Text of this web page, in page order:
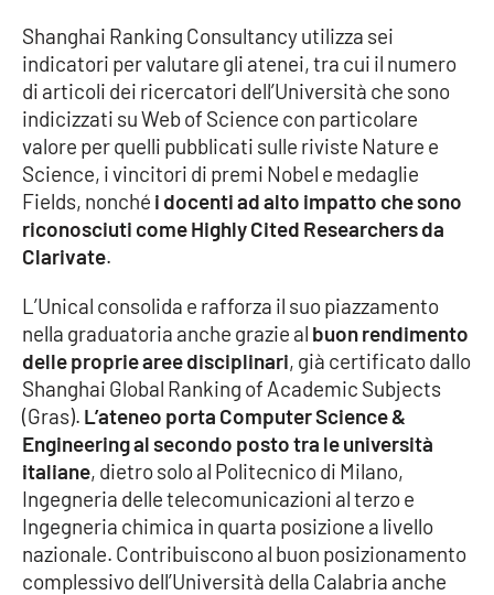
Good Morning Vietnam
Parchi Marini Calabria
Leggendo Alvaro insieme
Imprese Di Calabria
Venti di comunicazione
STREAMING
LaC TV
LaC Network
Shanghai Ranking Consultancy utilizza sei
indicatori per valutare gli atenei, tra cui il numero
di articoli dei ricercatori dell’Università che sono
indicizzati su Web of Science con particolare
valore per quelli pubblicati sulle riviste Nature e
Science, i vincitori di premi Nobel e medaglie
Fields, nonché i docenti ad alto impatto che sono
riconosciuti come Highly Cited Researchers da
Clarivate.
L’Unical consolida e rafforza il suo piazzamento
nella graduatoria anche grazie al buon rendimento
delle proprie aree disciplinari, già certificato dallo
Shanghai Global Ranking of Academic Subjects
(Gras). L’ateneo porta Computer Science &
Engineering al secondo posto tra le università
italiane, dietro solo al Politecnico di Milano,
Ingegneria delle telecomunicazioni al terzo e
Ingegneria chimica in quarta posizione a livello
nazionale. Contribuiscono al buon posizionamento
complessivo dell’Università della Calabria anche